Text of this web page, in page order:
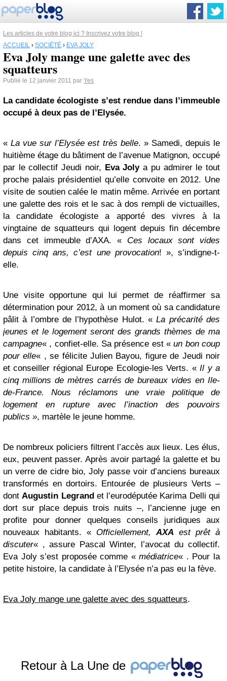
Les articles de votre blog ici ? Inscrivez votre blog !
ACCUEIL › SOCIÉTÉ › EVA JOLY
Eva Joly mange une galette avec des
squatteurs
Publié le 12 janvier 2011 par Yes
La candidate écologiste s’est rendue dans l’immeuble
occupé à deux pas de l’Elysée.
«La vue sur l’Elysée est très belle. » Samedi, depuis le
huitième étage du bâtiment de l’avenue Matignon, occupé
par le collectif Jeudi noir, Eva Jolya pu admirer le tout
proche palais présidentiel qu’elle convoite en 2012. Une
visite de soutien calée le matin même. Arrivée en portant
une galette des rois et le sac à dos rempli de victuailles,
la candidate écologiste a apporté des vivres à la
vingtaine de squatteurs qui logent depuis fin décembre
dans cet immeuble d’AXA. « Ces locaux sont vides
depuis cinq ans, c’est une provocation! », s’indigne-t-
elle.
Une visite opportune qui lui permet de réaffirmer sa
détermination pour 2012, à un moment où sa candidature
pâlit à l’ombre de l’hypothèse Hulot. «La précarité des
jeunes et le logement seront des grands thèmes de ma
campagne« , confiet-elle. Sa présence est «un bon coup
pour elle« , se félicite Julien Bayou, figure de Jeudi noir
et conseiller régional Europe Ecologie-les Verts. «Il y a
cinq millions de mètres carrés de bureaux vides en Ile-
de-France. Nous réclamons une vraie politique de
logement en rupture avec l’inaction des pouvoirs
publics », martèle le jeune homme.
De nombreux policiers filtrent l’accès aux lieux. Les élus,
eux, peuvent passer. Après avoir partagé la galette et bu
un verre de cidre bio, Joly passe voir d’anciens bureaux
transformés en dortoirs. Entourée de plusieurs Verts –
dontAugustin Legrandet l’eurodéputée Karima Delli qui
dort sur place depuis trois nuits –, l’ancienne juge en
profite pour donner quelques conseils juridiques aux
nouveaux habitants. « Officiellement,AXA est prêt à
discuter« , assure Pascal Winter, l’avocat du collectif.
Eva Joly s’est proposée comme «médiatrice« . Pour la
petite histoire, la candidate à l’Elysée n’a pas eu la fève.
Eva Joly mange une galette avec des squatteurs.
Retour à La Une de